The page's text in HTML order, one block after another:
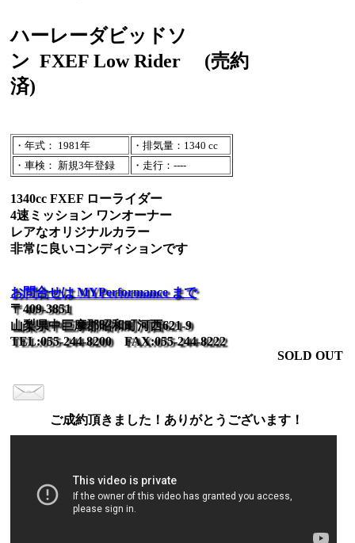
ハーレーダビッドソ
ン FXEF Low Rider
(売約
済)
・年式： 1981年
・排気量：1340 cc
・車検： 新規3年登録
・走行：----
1340cc FXEF ローライダー
4速ミッション ワンオーナー
レアなオリジナルカラー
非常に良いコンディションです
お問合せは MYPerformance まで
〒409-3851
山梨県中巨摩郡昭和町河西621-9
TEL:055-244-8200 FAX:055-244-8222
SOLD OUT
ご成約頂きました！ありがとうございます！